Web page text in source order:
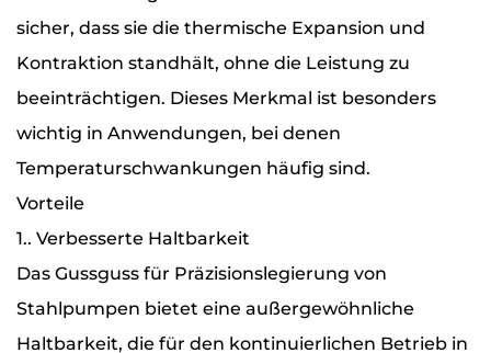
sicher, dass sie die thermische Expansion und
Kontraktion standhält, ohne die Leistung zu
beeinträchtigen. Dieses Merkmal ist besonders
wichtig in Anwendungen, bei denen
Temperaturschwankungen häufig sind.
Vorteile
1.. Verbesserte Haltbarkeit
Das Gussguss für Präzisionslegierung von
Stahlpumpen bietet eine außergewöhnliche
Haltbarkeit, die für den kontinuierlichen Betrieb in